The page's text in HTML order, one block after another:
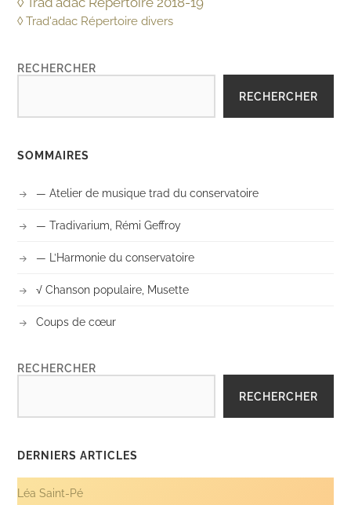
◊ Trad'adac Répertoire divers
RECHERCHER
RECHERCHER
SOMMAIRES
— Atelier de musique trad du conservatoire
— Tradivarium, Rémi Geffroy
— L’Harmonie du conservatoire
√ Chanson populaire, Musette
Coups de cœur
RECHERCHER
RECHERCHER
DERNIERS ARTICLES
Léa Saint-Pé